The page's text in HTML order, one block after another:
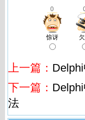
0
惊讶
上一篇：
下一篇：
法